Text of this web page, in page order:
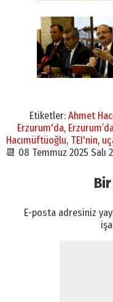
Etiketler:Ahmet
Erzurum'da,
Hacımüftüoğlu, TEI'nin,
📆 08 Temmuz 2025
E-posta adresiniz